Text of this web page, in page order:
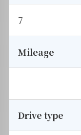
7
Mileage
Drive type